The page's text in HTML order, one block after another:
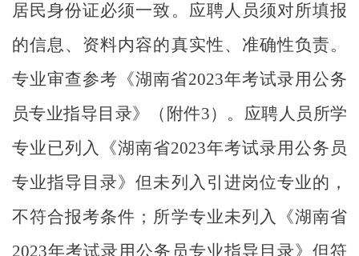
居民身份证必须一致。应聘人员须对所填报
的信息、资料内容的真实性、准确性负责。
专业审查参考《湖南省2023年考试录用公务
员专业指导目录》（附件3）。应聘人员所学
专业已列入《湖南省2023年考试录用公务员
专业指导目录》但未列入引进岗位专业的，
不符合报考条件；所学专业未列入《湖南省
2023年考试录用公务员专业指导目录》但符